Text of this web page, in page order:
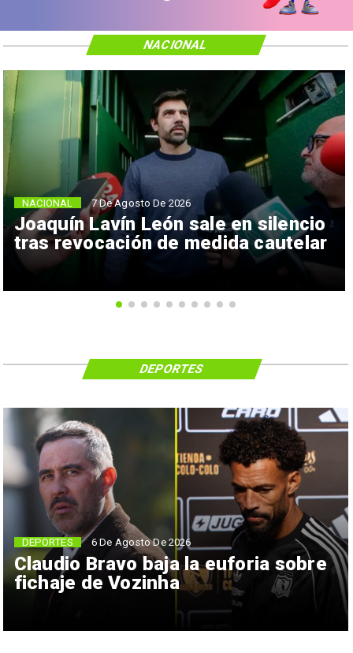
Joaquín Lavín León sale en silencio
tras revocación de medida cautelar
NACIONAL 7 De Agosto De 2026
NACIONAL
Claudio Bravo baja la euforia sobre
fichaje de Vozinha
DEPORTES 6 De Agosto De 2026
DEPORTES